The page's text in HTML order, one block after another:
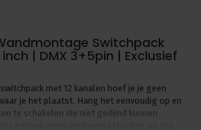
Switchpack
| DMX 3+5pin | Exclusief
met 12 kanalen hoef je je geen
je het plaatst. Hang het eenvoudig op en
te schakelen die niet gedimd kunnen